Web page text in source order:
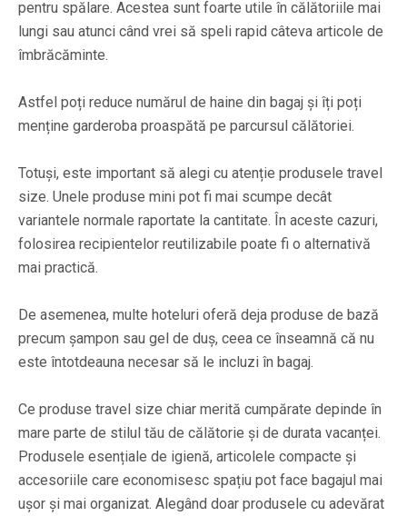
pentru spălare. Acestea sunt foarte utile în călătoriile mai
lungi sau atunci când vrei să speli rapid câteva articole de
îmbrăcăminte.
Astfel poți reduce numărul de haine din bagaj și îți poți
menține garderoba proaspătă pe parcursul călătoriei.
Totuși, este important să alegi cu atenție produsele travel
size. Unele produse mini pot fi mai scumpe decât
variantele normale raportate la cantitate. În aceste cazuri,
folosirea recipientelor reutilizabile poate fi o alternativă
mai practică.
De asemenea, multe hoteluri oferă deja produse de bază
precum șampon sau gel de duș, ceea ce înseamnă că nu
este întotdeauna necesar să le incluzi în bagaj.
Ce produse travel size chiar merită cumpărate depinde în
mare parte de stilul tău de călătorie și de durata vacanței.
Produsele esențiale de igienă, articolele compacte și
accesoriile care economisesc spațiu pot face bagajul mai
ușor și mai organizat. Alegând doar produsele cu adevărat